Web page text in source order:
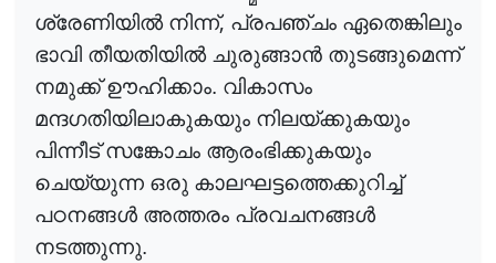
ശ്രേണിയിൽനിന്ന്, പ്രപഞ്ചം ഏതെങ്കിലും
ഭാവി തീയതിയിൽചുരുങ്ങാൻ തുടങ്ങുമെന്ന്
നമുക്ക് ഊഹിക്കാം. വികാസം
മന്ദഗതിയിലാകുകയും നിലയ്ക്കുകയും
പിന്നീട് സങ്കോചം ആരംഭിക്കുകയും
ചെയ്യുന്ന ഒരു കാലഘട്ടത്തെക്കുറിച്ച്
പഠനങ്ങൾ അത്തരം പ്രവചനങ്ങൾ
നടത്തുന്നു.